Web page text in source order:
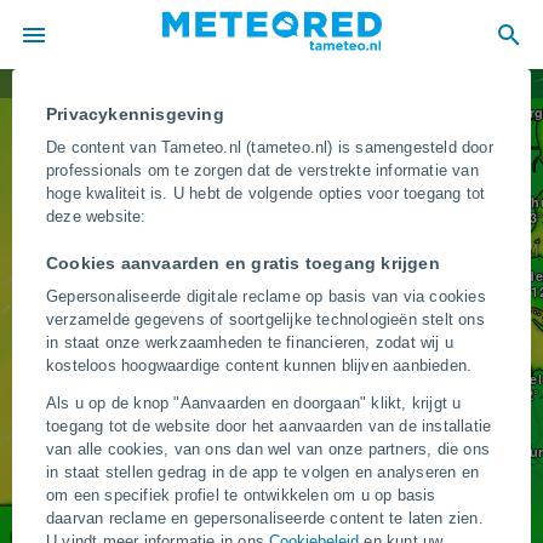
Privacykennisgeving
De content van Tameteo.nl (tameteo.nl) is samengesteld door
professionals om te zorgen dat de verstrekte informatie van
hoge kwaliteit is. U hebt de volgende opties voor toegang tot
deze website:
Cookies aanvaarden en gratis toegang krijgen
Gepersonaliseerde digitale reclame op basis van via cookies
verzamelde gegevens of soortgelijke technologieën stelt ons
in staat onze werkzaamheden te financieren, zodat wij u
kosteloos hoogwaardige content kunnen blijven aanbieden.
Als u op de knop "Aanvaarden en doorgaan" klikt, krijgt u
toegang tot de website door het aanvaarden van de installatie
van alle cookies, van ons dan wel van onze partners, die ons
in staat stellen gedrag in de app te volgen en analyseren en
om een specifiek profiel te ontwikkelen om u op basis
daarvan reclame en gepersonaliseerde content te laten zien.
Norwich
Bremen
Kiel
Groningen
Esbjerg